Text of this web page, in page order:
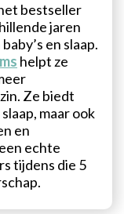
bestseller
jaren
en slaap.
helpt ze
Ze biedt
maar ook
en
echte
tijdens die 5